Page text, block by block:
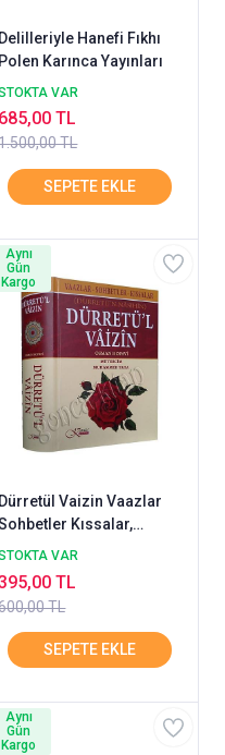
Delilleriyle Hanefi Fıkhı
Polen Karınca Yayınları
VAR
TL
685,00 TL
Dürretül Vaizin Vaazlar
Kıssalar,
Dürretün Nasihin KARACA
VAR
TL
TL
Aynı
Gün
Kargo
Aynı
Gün
Kargo